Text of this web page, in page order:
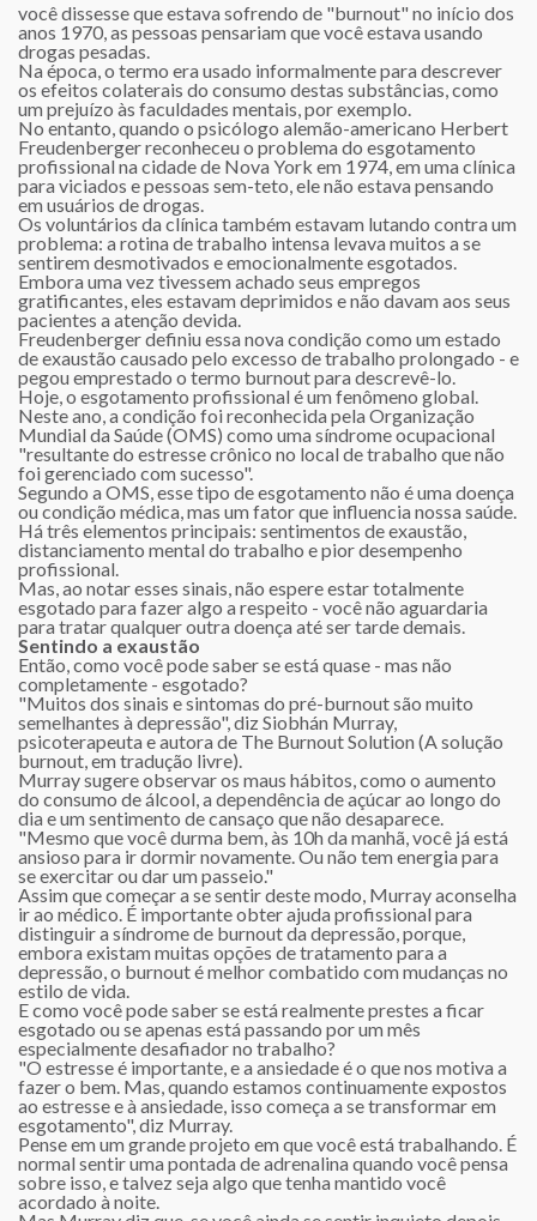
você dissesse que estava sofrendo de "burnout" no início dos
anos 1970, as pessoas pensariam que você estava usando
drogas pesadas.
Na época, o termo era usado informalmente para descrever
os efeitos colaterais do consumo destas substâncias, como
um prejuízo às faculdades mentais, por exemplo.
No entanto, quando o psicólogo alemão-americano Herbert
Freudenberger reconheceu o problema do esgotamento
profissional na cidade de Nova York em 1974, em uma clínica
para viciados e pessoas sem-teto, ele não estava pensando
em usuários de drogas.
Os voluntários da clínica também estavam lutando contra um
problema: a rotina de trabalho intensa levava muitos a se
sentirem desmotivados e emocionalmente esgotados.
Embora uma vez tivessem achado seus empregos
gratificantes, eles estavam deprimidos e não davam aos seus
pacientes a atenção devida.
Freudenberger definiu essa nova condição como um estado
de exaustão causado pelo excesso de trabalho prolongado - e
pegou emprestado o termo burnout para descrevê-lo.
Hoje, o esgotamento profissional é um fenômeno global.
Neste ano, a condição foi reconhecida pela Organização
Mundial da Saúde (OMS) como uma síndrome ocupacional
"resultante do estresse crônico no local de trabalho que não
foi gerenciado com sucesso".
Segundo a OMS, esse tipo de esgotamento não é uma doença
ou condição médica, mas um fator que influencia nossa saúde.
Há três elementos principais: sentimentos de exaustão,
distanciamento mental do trabalho e pior desempenho
profissional.
Mas, ao notar esses sinais, não espere estar totalmente
esgotado para fazer algo a respeito - você não aguardaria
para tratar qualquer outra doença até ser tarde demais.
Sentindo a exaustão
Então, como você pode saber se está quase - mas não
completamente - esgotado?
"Muitos dos sinais e sintomas do pré-burnout são muito
semelhantes à depressão", diz Siobhán Murray,
psicoterapeuta e autora de The Burnout Solution (A solução
burnout, em tradução livre).
Murray sugere observar os maus hábitos, como o aumento
do consumo de álcool, a dependência de açúcar ao longo do
dia e um sentimento de cansaço que não desaparece.
"Mesmo que você durma bem, às 10h da manhã, você já está
ansioso para ir dormir novamente. Ou não tem energia para
se exercitar ou dar um passeio."
Assim que começar a se sentir deste modo, Murray aconselha
ir ao médico. É importante obter ajuda profissional para
distinguir a síndrome de burnout da depressão, porque,
embora existam muitas opções de tratamento para a
depressão, o burnout é melhor combatido com mudanças no
estilo de vida.
E como você pode saber se está realmente prestes a ficar
esgotado ou se apenas está passando por um mês
especialmente desafiador no trabalho?
"O estresse é importante, e a ansiedade é o que nos motiva a
fazer o bem. Mas, quando estamos continuamente expostos
ao estresse e à ansiedade, isso começa a se transformar em
esgotamento", diz Murray.
Pense em um grande projeto em que você está trabalhando. É
normal sentir uma pontada de adrenalina quando você pensa
sobre isso, e talvez seja algo que tenha mantido você
acordado à noite.